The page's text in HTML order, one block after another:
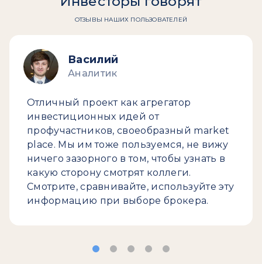
ОТЗЫВЫ НАШИХ ПОЛЬЗОВАТЕЛЕЙ
Василий
Аналитик
Отличный проект как агрегатор
инвестиционных идей от
профучастников, своеобразный market
place. Мы им тоже пользуемся, не вижу
ничего зазорного в том, чтобы узнать в
какую сторону смотрят коллеги.
Смотрите, сравнивайте, используйте эту
информацию при выборе брокера.